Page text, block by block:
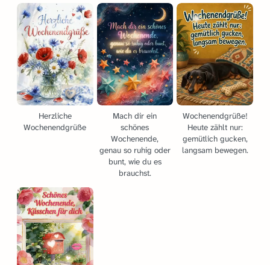
Herzliche
Wochenendgrüße
Mach dir ein
schönes
Wochenende,
genau so ruhig oder
bunt, wie du es
brauchst.
Wochenendgrüße!
Heute zählt nur:
gemütlich gucken,
langsam bewegen.